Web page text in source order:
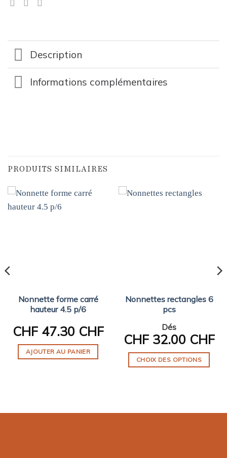
Description
Informations complémentaires
PRODUITS SIMILAIRES
Nonnette forme carré
hauteur 4.5 p/6
CHF47.30 CHF
AJOUTER AU PANIER
Nonnettes rectangles 6
pcs
Dés
CHF32.00 CHF
CHOIX DES OPTIONS